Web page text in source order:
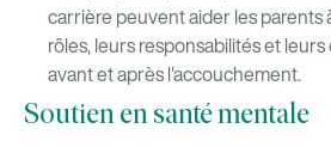
carrière peuvent aider les parents
rôles, leurs responsabilités et
avant et après l'accouchement.
Soutien en santé mentale